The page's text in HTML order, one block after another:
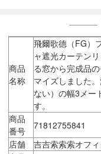
商品
名称
飛爾歌德（FG）
ャ遮光カーテン
る窓から完成品
マイズしました
ない）の幅3メー
す。
商品
番号
71812755841
店舗
吉吉索索索オフ